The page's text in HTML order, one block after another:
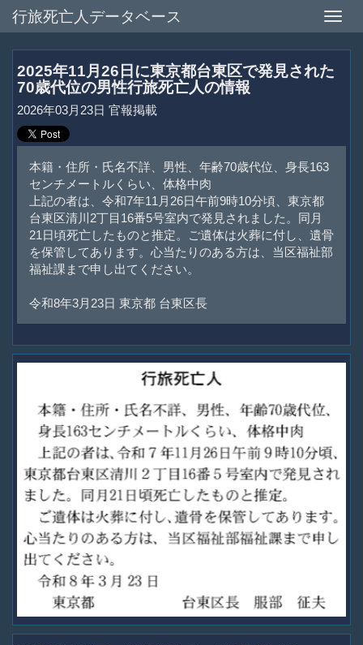
Toggle
行旅死亡人データベース
2025年11月26日に東京都台東区で発見された
70歳代位の男性行旅死亡人の情報
2026年03月23日 官報掲載
本籍・住所・氏名不詳、男性、年齢70歳代位、身長163
センチメートルくらい、体格中肉
上記の者は、令和7年11月26日午前9時10分頃、東京都
台東区清川2丁目16番5号室内で発見されました。同月
21日頃死亡したものと推定。ご遺体は火葬に付し、遺骨
を保管してあります。心当たりのある方は、当区福祉部
福祉課まで申し出てください。
令和8年3月23日 東京都 台東区長